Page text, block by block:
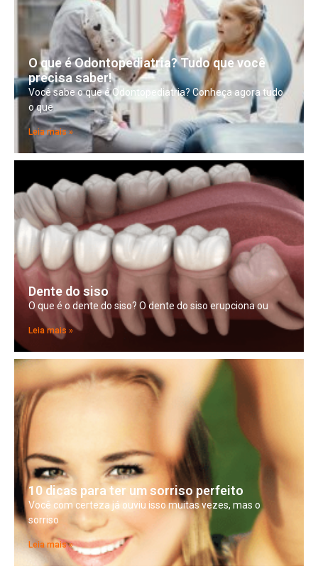
O que é Odontopediatria? Tudo que você
precisa saber!
Você sabe o que é Odontopediatria? Conheça agora tudo
o que
Leia mais »
Dente do siso
O que é o dente do siso? O dente do siso erupciona ou
Leia mais »
10 dicas para ter um sorriso perfeito
Você com certeza já ouviu isso muitas vezes, mas o
sorriso
Leia mais »